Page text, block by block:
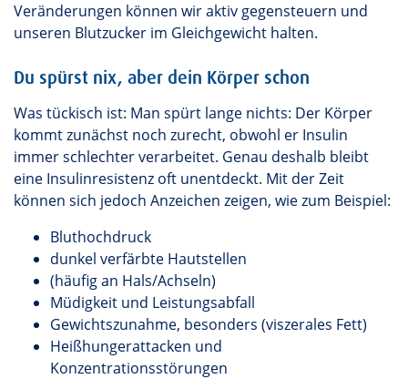
Veränderungen können wir aktiv gegensteuern und
unseren Blutzucker im Gleichgewicht halten.
Du spürst nix, aber dein Körper schon
Was tückisch ist: Man spürt lange nichts: Der Körper
kommt zunächst noch zurecht, obwohl er Insulin
immer schlechter verarbeitet. Genau deshalb bleibt
eine Insulinresistenz oft unentdeckt. Mit der Zeit
können sich jedoch Anzeichen zeigen, wie zum Beispiel:
Bluthochdruck
dunkel verfärbte Hautstellen
(häufig an Hals/Achseln)
Müdigkeit und Leistungsabfall
Gewichtszunahme, besonders (viszerales Fett)
Heißhungerattacken und
Konzentrationsstörungen